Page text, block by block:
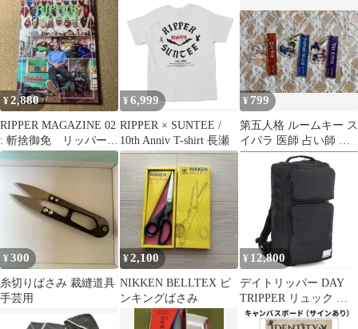
¥2,880
RIPPER MAGAZINE 02
: 斬捨御免 リッパーマ
ガジン
¥ 6,999
RIPPER × SUNTEE /
10th Anniv T-shirt 長瀬
¥ 799
第五人格 ルームキー ス
イパラ 医師 占い師 リ
ッパー
¥300
糸切りばさみ 裁縫道具
手芸用
¥2,100
NIKKEN BELLTEX ピ
ンキングばさみ
¥ 12,800
デイトリッパー DAY
TRIPPER リュック バ
ックパック26L